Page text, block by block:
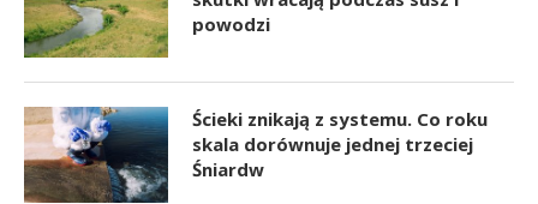
powodzi
Ścieki znikają z systemu. Co roku
skala dorównuje jednej trzeciej
Śniardw